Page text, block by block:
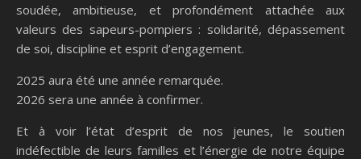
soudée, ambitieuse, et profondément attachée aux
valeurs des sapeurs-pompiers : solidarité, dépassement
de soi, discipline et esprit d’engagement.
2025 aura été une année remarquée.
2026 sera une année à confirmer.
Et à voir l’état d’esprit de nos jeunes, le soutien
indéfectible de leurs familles et l’énergie de notre équipe